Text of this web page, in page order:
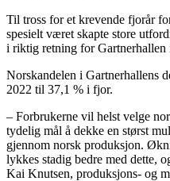
Til tross for et krevende fjorår
spesielt været skapte store
i riktig retning for Gartnerhallen
Norskandelen i Gartnerhallens
2022 til 37,1 % i fjor.
– Forbrukerne vil helst velge
tydelig mål å dekke en størst
gjennom norsk produksjon.
lykkes stadig bedre med dette,
Kai Knutsen, produksjons- og